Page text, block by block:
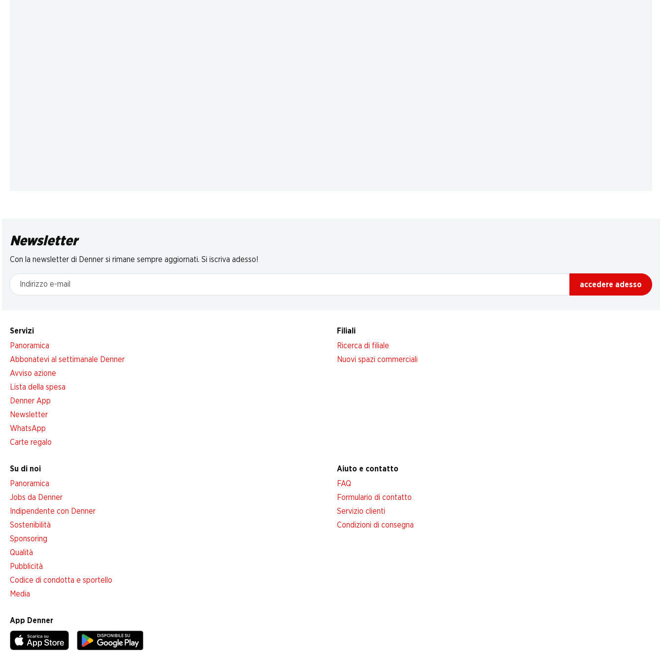
Newsletter
Con la newsletter di Denner si rimane sempre aggiornati. Si iscriva adesso!
Indirizzo e-mail
accedere adesso
Servizi
Panoramica
Abbonatevi al settimanale Denner
Avviso azione
Lista della spesa
Denner App
Newsletter
WhatsApp
Carte regalo
Filiali
Ricerca di filiale
Nuovi spazi commerciali
Su di noi
Panoramica
Jobs da Denner
Indipendente con Denner
Sostenibilità
Sponsoring
Qualità
Pubblicità
Codice di condotta e sportello
Media
Aiuto e contatto
FAQ
Formulario di contatto
Servizio clienti
Condizioni di consegna
App Denner